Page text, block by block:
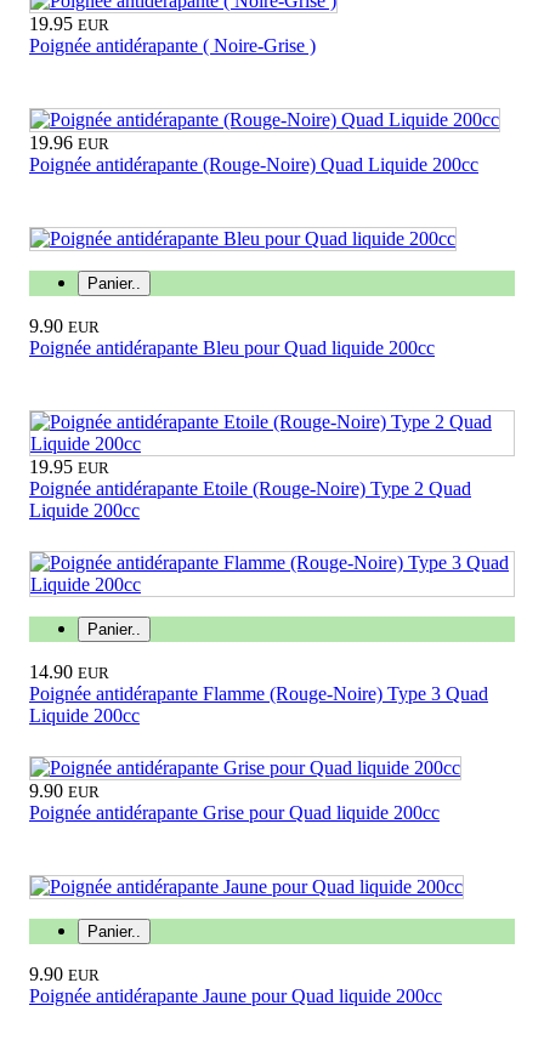
19.95 EUR
Poignée antidérapante ( Noire-Grise )
19.96 EUR
Poignée antidérapante (Rouge-Noire) Quad Liquide 200cc
Panier..
9.90 EUR
Poignée antidérapante Bleu pour Quad liquide 200cc
19.95 EUR
Poignée antidérapante Etoile (Rouge-Noire) Type 2 Quad
Liquide 200cc
Panier..
14.90 EUR
Poignée antidérapante Flamme (Rouge-Noire) Type 3 Quad
Liquide 200cc
9.90 EUR
Poignée antidérapante Grise pour Quad liquide 200cc
Panier..
9.90 EUR
Poignée antidérapante Jaune pour Quad liquide 200cc